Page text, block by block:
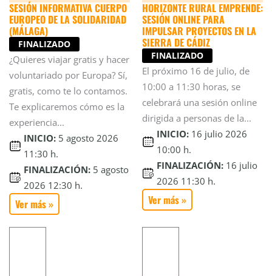
SESIÓN INFORMATIVA CUERPO
EUROPEO DE LA SOLIDARIDAD
(MÁLAGA)
FINALIZADO
¿Quieres viajar gratis y hacer
voluntariado por Europa? Sí,
gratis, como te lo contamos.
Te explicaremos cómo es la
experiencia...
INICIO: 5 agosto 2026
11:30 h.
FINALIZACIÓN: 5 agosto
2026 12:30 h.
Ver más »
HORIZONTE RURAL EMPRENDE:
SESIÓN ONLINE PARA
IMPULSAR PROYECTOS EN LA
SIERRA DE CÁDIZ
FINALIZADO
El próximo 16 de julio, de
10:00 a 11:30 horas, se
celebrará una sesión online
dirigida a personas de la...
INICIO: 16 julio 2026
10:00 h.
FINALIZACIÓN: 16 julio
2026 11:30 h.
Ver más »